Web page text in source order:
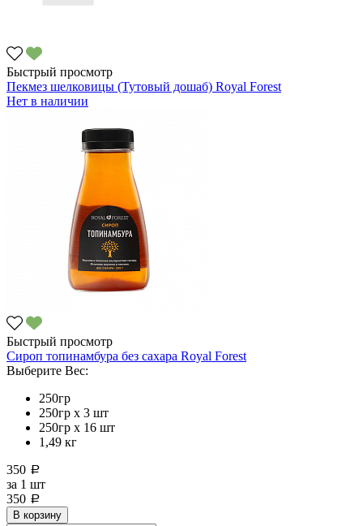
Быстрый просмотр
Пекмез шелковицы (Тутовый дошаб) Royal Forest
Нет в наличии
Быстрый просмотр
Сироп топинамбура без сахара Royal Forest
Выберите Вес:
250гр
250гр х 3 шт
250гр х 16 шт
1,49 кг
350 a
за 1 шт
350 a
В корзину